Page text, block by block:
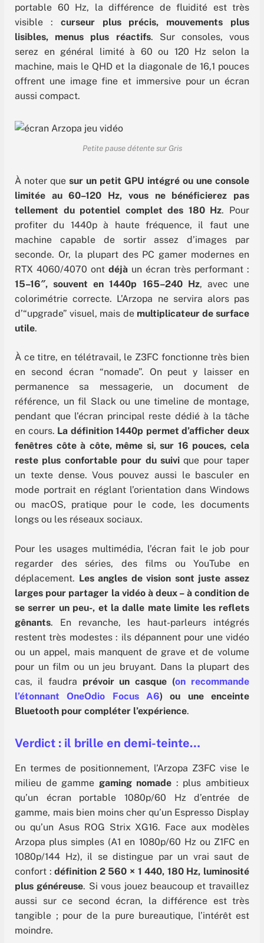
portable 60 Hz, la différence de fluidité est très
visible : curseur plus précis, mouvements plus
lisibles, menus plus réactifs. Sur consoles, vous
serez en général limité à 60 ou 120 Hz selon la
machine, mais le QHD et la diagonale de 16,1 pouces
offrent une image fine et immersive pour un écran
aussi compact.
Petite pause détente sur Gris
À noter que sur un petit GPU intégré ou une console
limitée au 60–120 Hz, vous ne bénéficierez pas
tellement du potentiel complet des 180 Hz. Pour
profiter du 1440p à haute fréquence, il faut une
machine capable de sortir assez d’images par
seconde. Or, la plupart des PC gamer modernes en
RTX 4060/4070 ont déjà un écran très performant :
15–16″, souvent en 1440p 165–240 Hz, avec une
colorimétrie correcte. L’Arzopa ne servira alors pas
d’“upgrade” visuel, mais de multiplicateur de surface
utile.
À ce titre, en télétravail, le Z3FC fonctionne très bien
en second écran “nomade”. On peut y laisser en
permanence sa messagerie, un document de
référence, un fil Slack ou une timeline de montage,
pendant que l’écran principal reste dédié à la tâche
en cours. La définition 1440p permet d’afficher deux
fenêtres côte à côte, même si, sur 16 pouces, cela
reste plus confortable pour du suivique pour taper
un texte dense. Vous pouvez aussi le basculer en
mode portrait en réglant l’orientation dans Windows
ou macOS, pratique pour le code, les documents
longs ou les réseaux sociaux.
Pour les usages multimédia, l’écran fait le job pour
regarder des séries, des films ou YouTube en
déplacement. Les angles de vision sont juste assez
larges pour partager la vidéo à deux – à condition de
se serrer un peu-, et la dalle mate limite les reflets
gênants. En revanche, les haut-parleurs intégrés
restent très modestes : ils dépannent pour une vidéo
ou un appel, mais manquent de grave et de volume
pour un film ou un jeu bruyant. Dans la plupart des
cas, il faudra prévoir un casque (on recommande
l’étonnant OneOdio Focus A6) ou une enceinte
Bluetooth pour compléter l’expérience.
Verdict : il brille en demi-teinte…
En termes de positionnement, l’Arzopa Z3FC vise le
milieu de gamme gaming nomade : plus ambitieux
qu’un écran portable 1080p/60 Hz d’entrée de
gamme, mais bien moins cher qu’un Espresso Display
ou qu’un Asus ROG Strix XG16. Face aux modèles
Arzopa plus simples (A1 en 1080p/60 Hz ou Z1FC en
1080p/144 Hz), il se distingue par un vrai saut de
confort : définition 2 560 × 1 440, 180 Hz, luminosité
plus généreuse. Si vous jouez beaucoup et travaillez
aussi sur ce second écran, la différence est très
tangible ; pour de la pure bureautique, l’intérêt est
moindre.